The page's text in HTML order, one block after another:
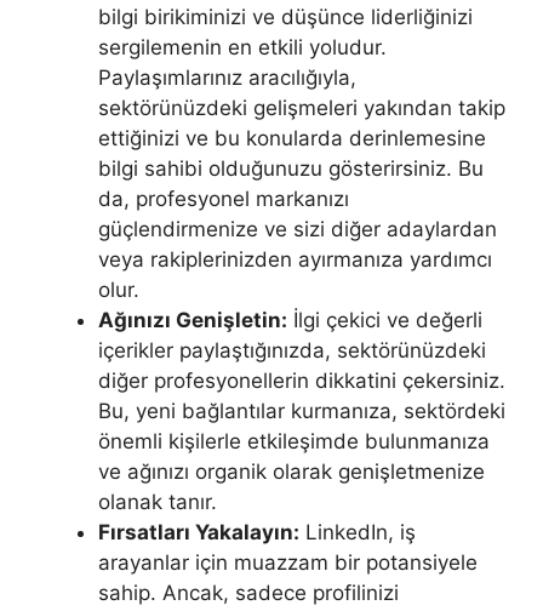
bilgi birikiminizi ve düşünce liderliğinizi
sergilemenin en etkili yoludur.
Paylaşımlarınız aracılığıyla,
sektörünüzdeki gelişmeleri yakından takip
ettiğinizi ve bu konularda derinlemesine
bilgi sahibi olduğunuzu gösterirsiniz. Bu
da, profesyonel markanızı
güçlendirmenize ve sizi diğer adaylardan
veya rakiplerinizden ayırmanıza yardımcı
olur.
Ağınızı Genişletin: İlgi çekici ve değerli
içerikler paylaştığınızda, sektörünüzdeki
diğer profesyonellerin dikkatini çekersiniz.
Bu, yeni bağlantılar kurmanıza, sektördeki
önemli kişilerle etkileşimde bulunmanıza
ve ağınızı organik olarak genişletmenize
olanak tanır.
Fırsatları Yakalayın: LinkedIn, iş
arayanlar için muazzam bir potansiyele
sahip. Ancak, sadece profilinizi